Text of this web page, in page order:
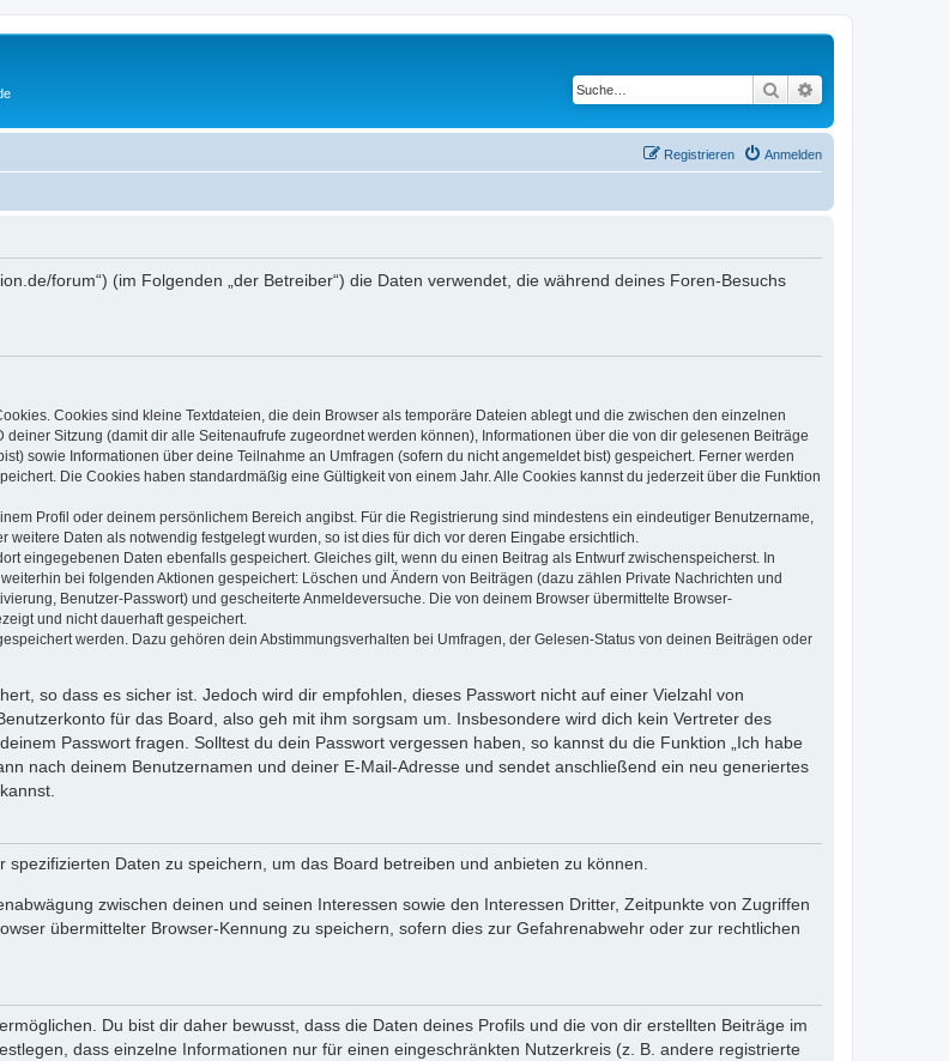
Suche
Anmelden
Registrieren
forum“) (im Folgenden „der Betreiber“) die Daten verwendet, die während deines Foren-Besuchs
Cookies sind kleine Textdateien, die dein Browser als temporäre Dateien ablegt und die zwischen den einzelnen
Sitzung (damit dir alle Seitenaufrufe zugeordnet werden können), Informationen über die von dir gelesenen Beiträge
sowie Informationen über deine Teilnahme an Umfragen (sofern du nicht angemeldet bist) gespeichert. Ferner werden
Die Cookies haben standardmäßig eine Gültigkeit von einem Jahr. Alle Cookies kannst du jederzeit über die Funktion
Profil oder deinem persönlichem Bereich angibst. Für die Registrierung sind mindestens ein eindeutiger Benutzername,
Daten als notwendig festgelegt wurden, so ist dies für dich vor deren Eingabe ersichtlich.
eingegebenen Daten ebenfalls gespeichert. Gleiches gilt, wenn du einen Beitrag als Entwurf zwischenspeicherst. In
bei folgenden Aktionen gespeichert: Löschen und Ändern von Beiträgen (dazu zählen Private Nachrichten und
Benutzer-Passwort) und gescheiterte Anmeldeversuche. Die von deinem Browser übermittelte Browser-
und nicht dauerhaft gespeichert.
werden. Dazu gehören dein Abstimmungsverhalten bei Umfragen, der Gelesen-Status von deinen Beiträgen oder
so dass es sicher ist. Jedoch wird dir empfohlen, dieses Passwort nicht auf einer Vielzahl von
für das Board, also geh mit ihm sorgsam um. Insbesondere wird dich kein Vertreter des
Passwort fragen. Solltest du dein Passwort vergessen haben, so kannst du die Funktion „Ich habe
nach deinem Benutzernamen und deiner E-Mail-Adresse und sendet anschließend ein neu generiertes
Daten zu speichern, um das Board betreiben und anbieten zu können.
zwischen deinen und seinen Interessen sowie den Interessen Dritter, Zeitpunkte von Zugriffen
übermittelter Browser-Kennung zu speichern, sofern dies zur Gefahrenabwehr oder zur rechtlichen
Du bist dir daher bewusst, dass die Daten deines Profils und die von dir erstellten Beiträge im
dass einzelne Informationen nur für einen eingeschränkten Nutzerkreis (z. B. andere registrierte